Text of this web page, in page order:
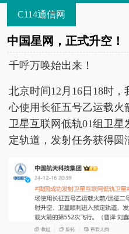
C114通信网
中国星网，正式升空！
千呼万唤始出来！
北京时间12月16日18时
心使用长征五号乙运载火
卫星互联网低轨01组卫
定轨道，发射任务获得圆